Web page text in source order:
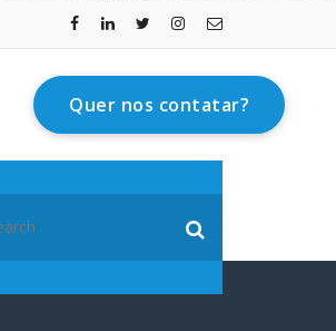
Quer nos contatar?